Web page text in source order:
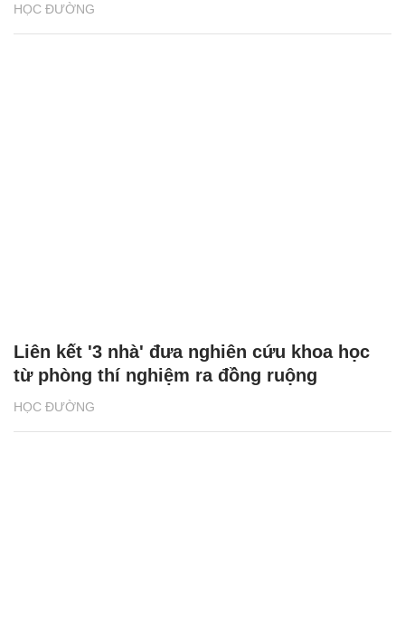
HỌC ĐƯỜNG
HỌC ĐƯỜNG
Liên kết '3 nhà' đưa nghiên cứu khoa học
từ phòng thí nghiệm ra đồng ruộng